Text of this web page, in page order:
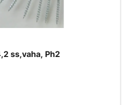
ss,vaha, Ph2